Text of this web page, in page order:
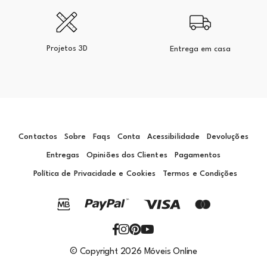
Projetos 3D Entrega em casa
Contactos Sobre Faqs Conta Acessibilidade Devoluções
Entregas Opiniões dos Clientes Pagamentos
Política de Privacidade e Cookies Termos e Condições
© Copyright 2026 Móveis Online